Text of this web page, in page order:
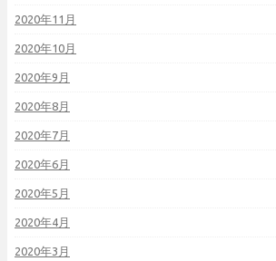
2020年11月
2020年10月
2020年9月
2020年8月
2020年7月
2020年6月
2020年5月
2020年4月
2020年3月